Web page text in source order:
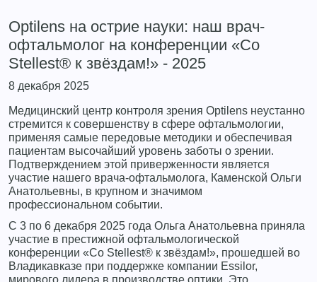
Optilens на острие науки: наш врач-
офтальмолог на конференции «Со
Stellest® к звёздам!» - 2025
8 декабря 2025
Медицинский центр контроля зрения Optilens неустанно
стремится к совершенству в сфере офтальмологии,
применяя самые передовые методики и обеспечивая
пациентам высочайший уровень заботы о зрении.
Подтверждением этой приверженности является
участие нашего врача-офтальмолога, Каменской Ольги
Анатольевны, в крупном и значимом
профессиональном событии.
С 3 по 6 декабря 2025 года Ольга Анатольевна приняла
участие в престижной офтальмологической
конференции «Со Stellest® к звёздам!», прошедшей во
Владикавказе при поддержке компании Essilor,
мирового лидера в производстве оптики. Это